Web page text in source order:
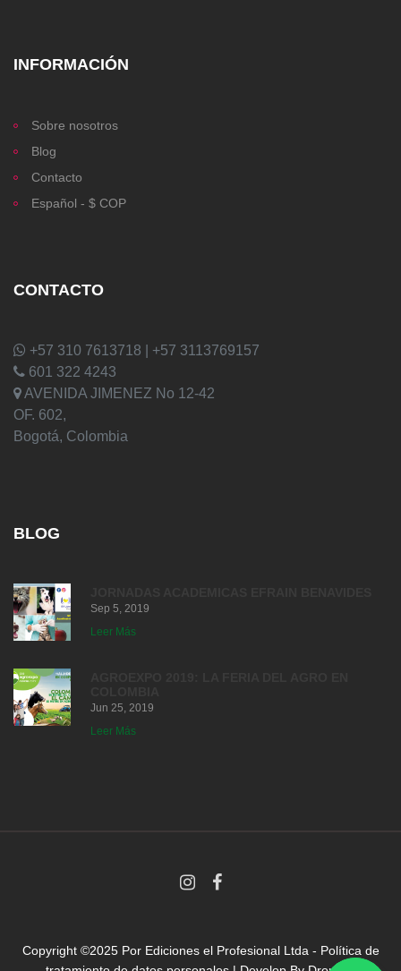
INFORMACIÓN
Sobre nosotros
Blog
Contacto
Español - $ COP
CONTACTO
+57 310 7613718 | +57 3113769157
601 322 4243
AVENIDA JIMENEZ No 12-42
OF. 602,
Bogotá, Colombia
BLOG
Sep 5, 2019
Leer Más
Jun 25, 2019
Leer Más
Copyright ©2025 Por Ediciones el Profesional Ltda - Política de